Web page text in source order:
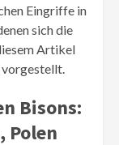
Eingriffe in
sich die
Artikel
vorgestellt.
Bisons:
Polen